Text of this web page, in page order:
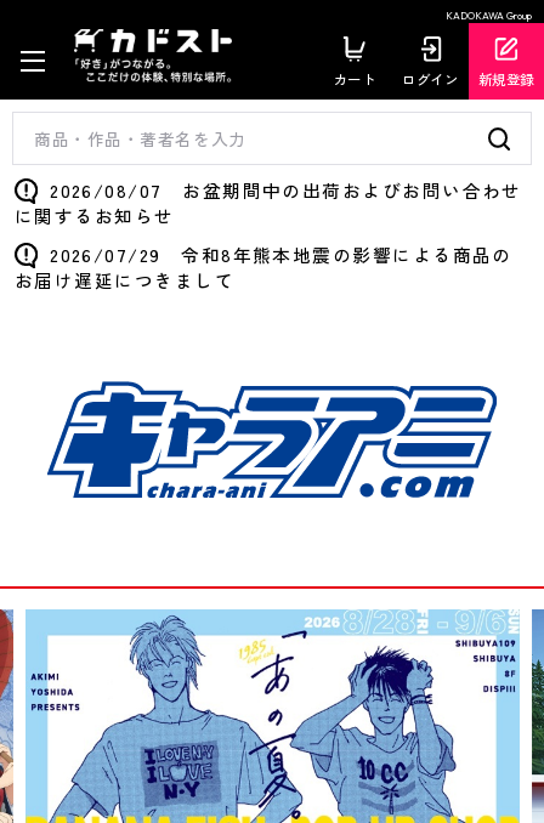
KADOKAWA Group
カート ログイン 新規登録
2026/08/07 お盆期間中の出荷およびお問い合わせ
に関するお知らせ
2026/07/29 令和8年熊本地震の影響による商品の
お届け遅延につきまして